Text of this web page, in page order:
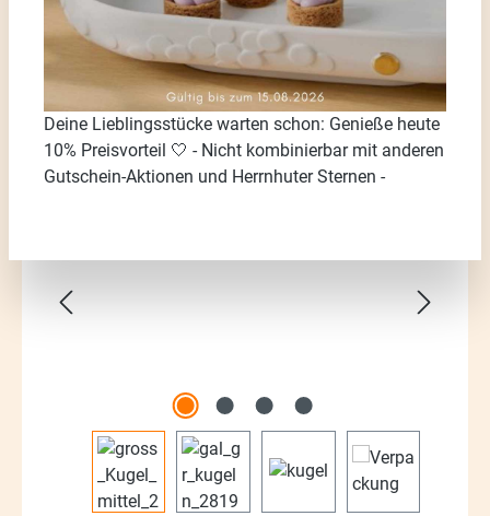
Deine Lieblingsstücke warten schon: Genieße heute
10% Preisvorteil 🤍 - Nicht kombinierbar mit anderen
Gutschein-Aktionen und Herrnhuter Sternen -